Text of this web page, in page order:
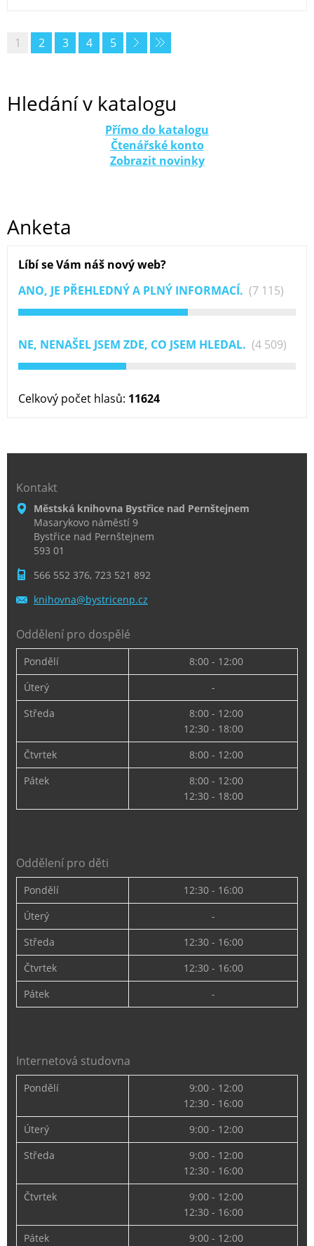
1 2 3 4 5
Hledání v katalogu
Přímo do katalogu
Čtenářské konto
Zobrazit novinky
Anketa
Líbí se Vám náš nový web?
ANO, JE PŘEHLEDNÝ A PLNÝ INFORMACÍ. (7 115)
NE, NENAŠEL JSEM ZDE, CO JSEM HLEDAL. (4 509)
Celkový počet hlasů: 11624
Kontakt
Městská knihovna Bystřice nad Pernštejnem
Masarykovo náměstí 9
Bystřice nad Pernštejnem
593 01
566 552 376, 723 521 892
knihovna@bystricenp.cz
Oddělení pro dospělé
Pondělí
8:00 - 12:00
Úterý
-
Středa
8:00 - 12:00
12:30 - 18:00
Čtvrtek
8:00 - 12:00
Pátek
8:00 - 12:00
12:30 - 18:00
Oddělení pro děti
Pondělí
12:30 - 16:00
Úterý
-
Středa
12:30 - 16:00
Čtvrtek
12:30 - 16:00
Pátek
-
Internetová studovna
Pondělí
9:00 - 12:00
12:30 - 16:00
Úterý
9:00 - 12:00
Středa
9:00 - 12:00
12:30 - 16:00
Čtvrtek
9:00 - 12:00
12:30 - 16:00
Pátek
9:00 - 12:00